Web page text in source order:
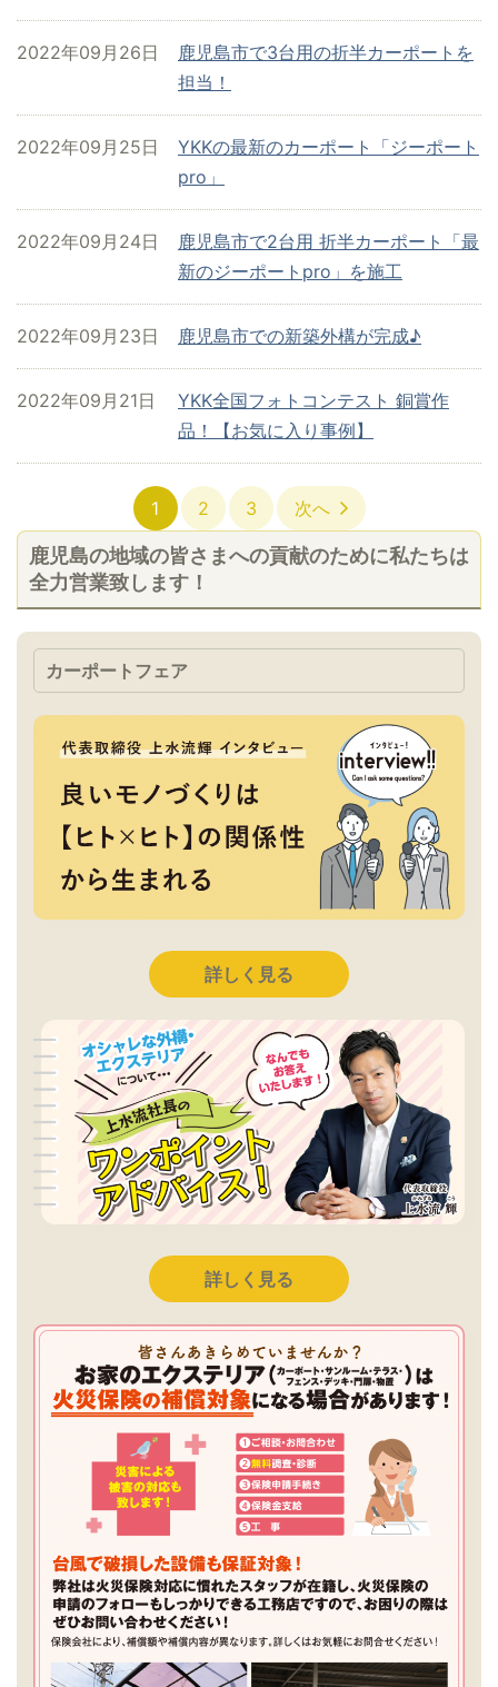
鹿児島市で3台用の折半カーポートを
担当！
2022年09月26日
YKKの最新のカーポート「ジーポート
pro」
2022年09月25日
鹿児島市で2台用 折半カーポート「最
新のジーポートpro」を施工
2022年09月24日
鹿児島市での新築外構が完成♪
2022年09月23日
YKK全国フォトコンテスト 銅賞作
品！【お気に入り事例】
2022年09月21日
1 2 3 次へ
鹿児島の地域の皆さまへの貢献のために私たちは
全力営業致します！
カーポートフェア
詳しく見る
詳しく見る